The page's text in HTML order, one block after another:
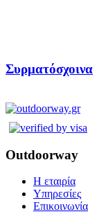
Συρματόσχοινα
Outdoorway
Η εταιρία
Υπηρεσίες
Επικοινωνία